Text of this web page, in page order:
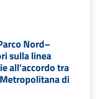
Nord–
sulla linea
all’accordo tra
di